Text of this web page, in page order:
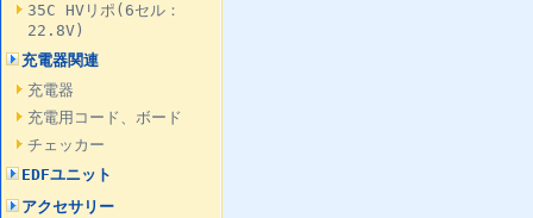
35C HVリポ(6セル：
22.8V)
充電器関連
充電器
充電用コード、ボード
チェッカー
EDFユニット
アクセサリー